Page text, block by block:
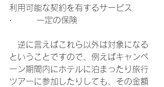
利用可能な契約を有するサービス
·        一定の保険
逆に言えばこれら以外は対象になる
ということですので、例えばキャンペ
ーン期間内にホテルに泊まったり旅行
ツアーに参加したりしても、その金額